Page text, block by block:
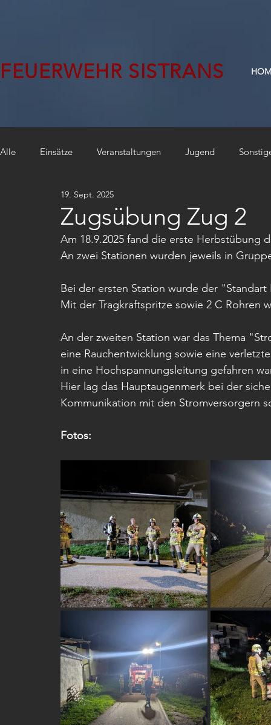
FEUERWEHR SISTRANS
Alle Einsätze Veranstaltungen Jugend
Zugsübung Zug 2
19. Sept. 2025
Am 18.9.2025 fand die erste Herbstübung
An zwei Stationen wurden jeweils in
Bei der ersten Station wurde der
Mit der Tragkraftspritze sowie 2 C Rohren
An der zweiten Station war das Thema
eine Rauchentwicklung sowie eine
in eine Hochspannungsleitung gefahren
Hier lag das Hauptaugenmerk bei der
Kommunikation mit den Stromversorgern
Fotos: